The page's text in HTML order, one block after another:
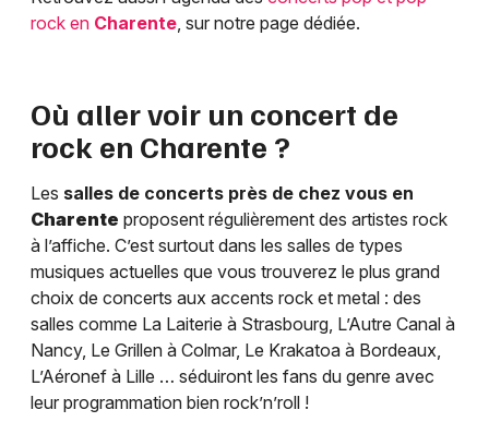
rock en Charente, sur notre page dédiée.
Où aller voir un concert de
rock en Charente ?
Les salles de concerts près de chez vous en
Charente proposent régulièrement des artistes rock
à l’affiche. C’est surtout dans les salles de types
musiques actuelles que vous trouverez le plus grand
choix de concerts aux accents rock et metal : des
salles comme La Laiterie à Strasbourg, L’Autre Canal à
Nancy, Le Grillen à Colmar, Le Krakatoa à Bordeaux,
L’Aéronef à Lille … séduiront les fans du genre avec
leur programmation bien rock’n’roll !